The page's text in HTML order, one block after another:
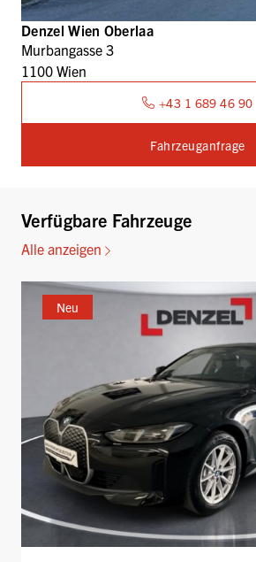
Denzel Wien Oberlaa
Murbangasse 3
1100 Wien
+43 1 689 46 90
Fahrzeuganfrage
Verfügbare Fahrzeuge
Alle anzeigen
Neu